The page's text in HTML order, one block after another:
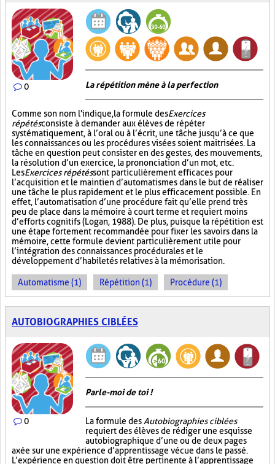
0 La répétition mène à la perfection
Comme son nom l'indique, la formule desExercices
répétésconsiste à demander aux élèves de répéter
systématiquement, à l’oral ou à l’écrit, une tâche jusqu’à ce que
les connaissances ou les procédures visées soient maitrisées. La
tâche en question peut consister en des gestes, des mouvements,
la résolution d’un exercice, la prononciation d’un mot, etc.
LesExercices répétéssont particulièrement efficaces pour
l’acquisition et le maintien d’automatismes dans le but de réaliser
une tâche le plus rapidement et le plus efficacement possible. En
effet, l’automatisation d’une procédure fait qu’elle prend très
peu de place dans la mémoire à court terme et requiert moins
d’efforts cognitifs (Logan, 1988). De plus, puisque la répétition est
une étape fortement recommandée pour fixer les savoirs dans la
mémoire, cette formule devient particulièrement utile pour
l’intégration des connaissances procédurales et le
développement d’habiletés relatives à la mémorisation.
Automatisme (1) Répétition (1) Procédure (1)
AUTOBIOGRAPHIES CIBLÉES
0
Parle-moi de toi !
La formule des Autobiographies ciblées
requiert des élèves de rédiger une esquisse
autobiographique d’une ou de deux pages
axée sur une expérience d’apprentissage vécue dans le passé.
L’expérience en question doit être pertinente à l’apprentissage